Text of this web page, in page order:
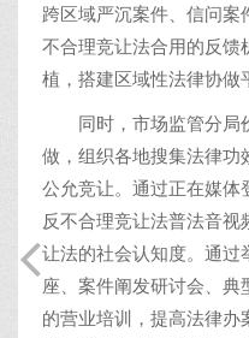
跨区域严沉案件、信问案
不合理竞让法合用的反馈
植，搭建区域性法律协做
同时，市场监管分局
做，组织各地搜集法律功
公允竞让。通过正在媒体
反不合理竞让法普法音
让法的社会认知度。通过
座、案件阐发研讨会、
的营业培训，提高法律